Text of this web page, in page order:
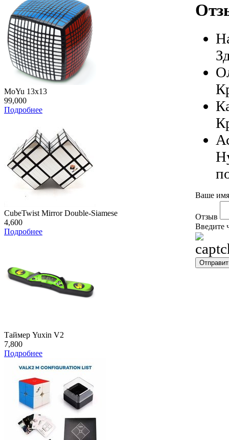
MoYu 13x13
99,000
Подробнее
CubeTwist Mirror Double-Siamese
4,600
Подробнее
Таймер Yuxin V2
7,800
Подробнее
Ваше
Отзыв
Введите